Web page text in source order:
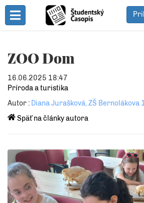
Toggle Menu
ZOO Dom
16.06.2025 18:47
Príroda a turistika
Autor : Diana Jurašková, ZŠ Bernolákova
Späť na články autora